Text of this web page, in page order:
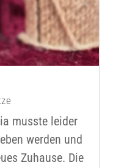
musste leider
werden und
Zuhause. Die